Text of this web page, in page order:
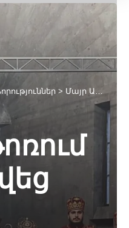
> Մայր Աթոռում կատարվեց Սուրբ Ստեփանոս նախավկայի և առաջին մարտիրոսի տոնի նախատոնակը (նկարներ)